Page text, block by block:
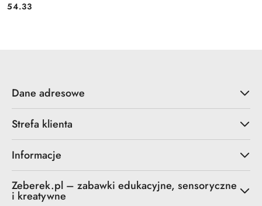
Cena:
54.33
Dane adresowe
Strefa klienta
Informacje
Zeberek.pl – zabawki edukacyjne, sensoryczne
i kreatywne